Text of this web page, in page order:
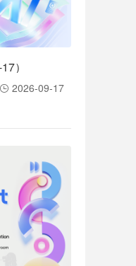
）
2026-09-17